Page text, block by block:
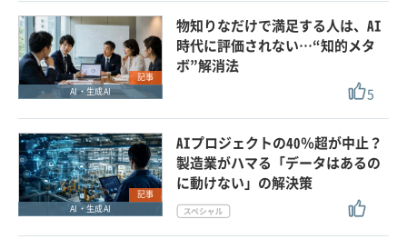
記事
AI・生成AI
物知りなだけで満足する人は、AI
時代に評価されない…“知的メタ
ボ”解消法
5
記事
AI・生成AI
AIプロジェクトの40％超が中止？
製造業がハマる「データはあるの
に動けない」の解決策